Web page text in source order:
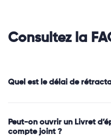
Consultez la
Quel est le délai de
Peut-on ouvrir un Livret
compte joint ?